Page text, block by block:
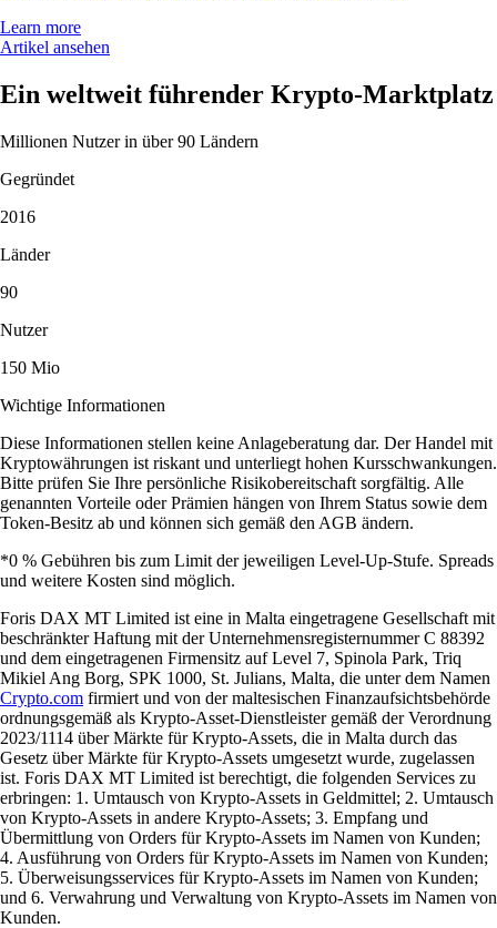
Learn more
Artikel ansehen
Ein weltweit führender Krypto-Marktplatz
Millionen Nutzer in über 90 Ländern
Gegründet
2016
Länder
90
Nutzer
150 Mio
Wichtige Informationen
Diese Informationen stellen keine Anlageberatung dar. Der Handel mit
Kryptowährungen ist riskant und unterliegt hohen Kursschwankungen.
Bitte prüfen Sie Ihre persönliche Risikobereitschaft sorgfältig. Alle
genannten Vorteile oder Prämien hängen von Ihrem Status sowie dem
Token-Besitz ab und können sich gemäß den AGB ändern.
*0 % Gebühren bis zum Limit der jeweiligen Level-Up-Stufe. Spreads
und weitere Kosten sind möglich.
Foris DAX MT Limited ist eine in Malta eingetragene Gesellschaft mit
beschränkter Haftung mit der Unternehmensregisternummer C 88392
und dem eingetragenen Firmensitz auf Level 7, Spinola Park, Triq
Mikiel Ang Borg, SPK 1000, St. Julians, Malta, die unter dem Namen
Crypto.com firmiert und von der maltesischen Finanzaufsichtsbehörde
ordnungsgemäß als Krypto-Asset-Dienstleister gemäß der Verordnung
2023/1114 über Märkte für Krypto-Assets, die in Malta durch das
Gesetz über Märkte für Krypto-Assets umgesetzt wurde, zugelassen
ist. Foris DAX MT Limited ist berechtigt, die folgenden Services zu
erbringen: 1. Umtausch von Krypto-Assets in Geldmittel; 2. Umtausch
von Krypto-Assets in andere Krypto-Assets; 3. Empfang und
Übermittlung von Orders für Krypto-Assets im Namen von Kunden;
4. Ausführung von Orders für Krypto-Assets im Namen von Kunden;
5. Überweisungsservices für Krypto-Assets im Namen von Kunden;
und 6. Verwahrung und Verwaltung von Krypto-Assets im Namen von
Kunden.